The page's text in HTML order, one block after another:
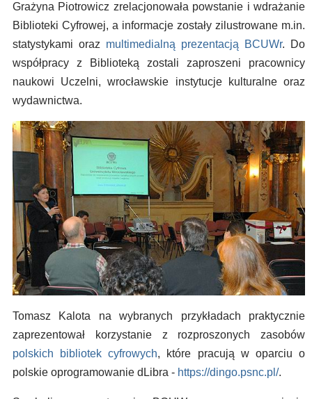
Grażyna Piotrowicz zrelacjonowała powstanie i wdrażanie
Biblioteki Cyfrowej, a informacje zostały zilustrowane m.in.
statystykami oraz multimedialną prezentacją BCUWr. Do
współpracy z Biblioteką zostali zaproszeni pracownicy
naukowi Uczelni, wrocławskie instytucje kulturalne oraz
wydawnictwa.
Tomasz Kalota na wybranych przykładach praktycznie
zaprezentował korzystanie z rozproszonych zasobów
polskich bibliotek cyfrowych, które pracują w oparciu o
polskie oprogramowanie dLibra - https://dingo.psnc.pl/.